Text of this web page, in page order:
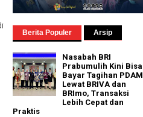
Berita Populer Arsip
Nasabah BRI
Prabumulih Kini Bisa
Bayar Tagihan PDAM
Lewat BRIVA dan
BRImo, Transaksi
Lebih Cepat dan
Praktis